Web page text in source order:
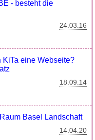
- besteht die
24.03.16
KiTa eine Webseite?
18.09.14
Basel Landschaft
14.04.20